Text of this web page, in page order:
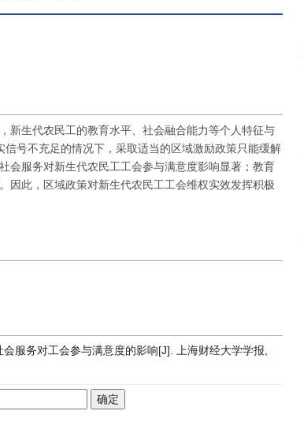
新生代农民工的教育水平、社会融合能力等个人特征与
号不充足的情况下，采取适当的区域激励政策只能缓解
会服务对新生代农民工工会参与满意度影响显著；教育
因此，区域政策对新生代农民工工会维权实效发挥积极
服务对工会参与满意度的影响[J]. 上海财经大学学报,